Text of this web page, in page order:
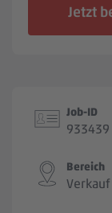
Jetzt
Job-ID
933439
Bereich
Verkauf